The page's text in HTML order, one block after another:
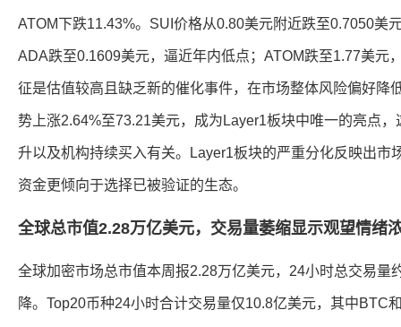
ATOM下跌11.43%。SUI价格从0.80美元附近跌至0.7050美
ADA跌至0.1609美元，逼近年内低点；ATOM跌至1.77美元
征是估值较高且缺乏新的催化事件，在市场整体风险偏好降
势上涨2.64%至73.21美元，成为Layer1板块中唯一的亮点
升以及机构持续买入有关。Layer1板块的严重分化反映出
资金更倾向于选择已被验证的生态。
全球总市值2.28万亿美元，交易量萎缩显示观望情绪
全球加密市场总市值本周报2.28万亿美元，24小时总交易量
降。Top20币种24小时合计交易量仅10.8亿美元，其中BTC